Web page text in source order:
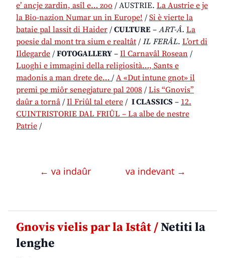
e’ ancje zardin, asîl e… zoo / AUSTRIE. La Austrie e je
la Bio-nazion Numar un in Europe! / Si è vierte la
bataie pal lassit di Haider / CULTURE – ART-Â. La
poesie dal mont tra sium e realtât / IL FERÂL. L’ort di
Ildegarde / FOTOGALLERY – Il Carnavâl Rosean /
Luoghi e immagini della religiosità…, Sants e
madonis a man drete de… / A «Dut intune gnot» il
premi pe miôr senegjature pal 2008 / Lis “Gnovis”
daûr a tornâ / Il Friûl tal etere / I CLASSICS – 12.
CUINTRISTORIE DAL FRIÛL – La albe de nestre
Patrie /
← va indaûr va indevant →
Gnovis vielis par la Istât /Netiti la
lenghe